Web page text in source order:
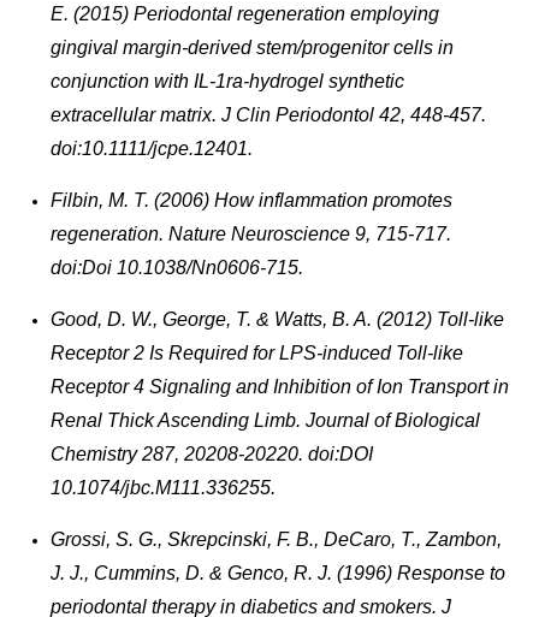
E. (2015) Periodontal regeneration employing
gingival margin-derived stem/progenitor cells in
conjunction with IL-1ra-hydrogel synthetic
extracellular matrix. J Clin Periodontol 42, 448-457.
doi:10.1111/jcpe.12401.
Filbin, M. T. (2006) How inflammation promotes
regeneration. Nature Neuroscience 9, 715-717.
doi:Doi 10.1038/Nn0606-715.
Good, D. W., George, T. & Watts, B. A. (2012) Toll-like
Receptor 2 Is Required for LPS-induced Toll-like
Receptor 4 Signaling and Inhibition of Ion Transport in
Renal Thick Ascending Limb. Journal of Biological
Chemistry 287, 20208-20220. doi:DOI
10.1074/jbc.M111.336255.
Grossi, S. G., Skrepcinski, F. B., DeCaro, T., Zambon,
J. J., Cummins, D. & Genco, R. J. (1996) Response to
periodontal therapy in diabetics and smokers. J